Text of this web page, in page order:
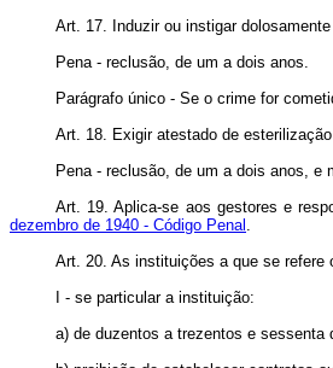
Art. 17. Induzir ou instigar
Pena - reclusão, de um a dois anos.
Parágrafo único - Se o crime for
Art. 18. Exigir atestado de
Pena - reclusão, de um a dois anos, e
Art. 19. Aplica-se aos gestores e
dezembro de 1940 - Código Penal .
Art. 20. As instituições a que se
I - se particular a instituição:
a) de duzentos a trezentos e sessenta